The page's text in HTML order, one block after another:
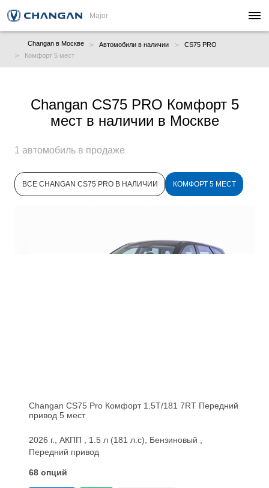
Major
Changan в Москве Автомобили в наличии
CS75 PRO
Комфорт 5 мест
Changan CS75 PRO Комфорт 5
мест в наличии в Москве
1 автомобиль в продаже
ВСЕ CHANGAN CS75 PRO В НАЛИЧИИ КОМФОРТ 5 МЕСТ
Changan CS75 Pro Комфорт 1.5T/181 7RT Передний
привод 5 мест
2026 г., АКПП , 1.5 л (181 л.с), Бензиновый ,
Передний привод
68 опций